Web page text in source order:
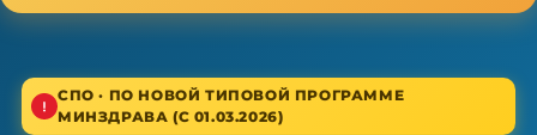
СПО · ПО НОВОЙ ТИПОВОЙ ПРОГРАММЕ
МИНЗДРАВА (С 01.03.2026)